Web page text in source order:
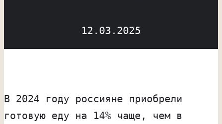
12.03.2025
В 2024 году россияне приобрели
готовую еду на 14% чаще, чем в